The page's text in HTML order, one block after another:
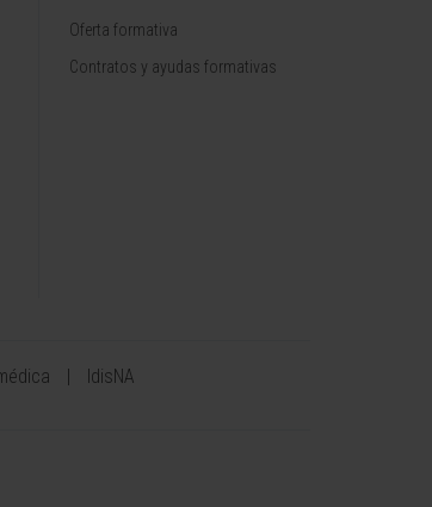
Oferta formativa
Contratos y ayudas formativas
IdisNA